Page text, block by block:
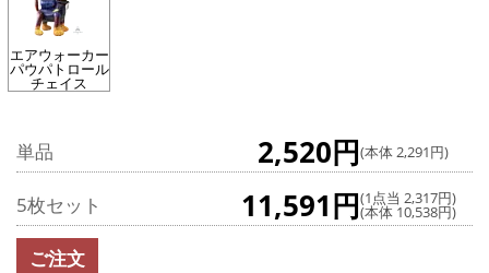
エアウォーカー
パウパトロール
チェイス
単品 2,520円(本体 2,291円)
5枚セット 11,591円(1点当 2,317円)
(本体 10,538円)
ご注文